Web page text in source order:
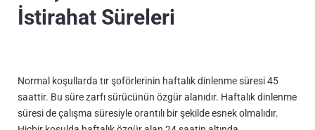
İstirahat Süreleri
Normal koşullarda tır şoförlerinin haftalık dinlenme süresi 45
saattir. Bu süre zarfı sürücünün özgür alanıdır. Haftalık dinlenme
süresi de çalışma süresiyle orantılı bir şekilde esnek olmalıdır.